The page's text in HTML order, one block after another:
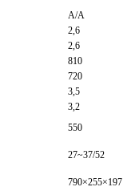
А/А
2,6
2,6
810
720
3,5
3,2
550
27~37/52
790×255×197